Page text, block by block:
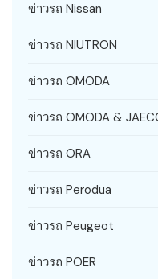
ข่าวรถ Nissan
ข่าวรถ NIUTRON
ข่าวรถ OMODA
ข่าวรถ OMODA &
ข่าวรถ ORA
ข่าวรถ Perodua
ข่าวรถ Peugeot
ข่าวรถ POER